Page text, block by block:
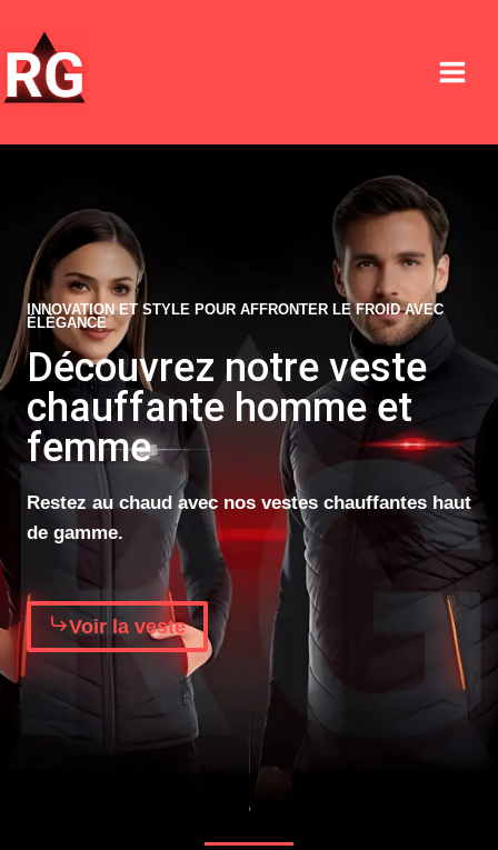
contenu
INNOVATION ET STYLE POUR AFFRONTER LE FROID AVEC
ÉLÉGANCE
Découvrez notre veste
chauffante homme et
femme
Restez au chaud avec nos vestes chauffantes haut
de gamme.
Voir la veste